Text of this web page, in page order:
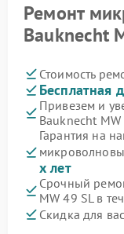
Ремонт
Bauknecht
Стоимость
Бесплатная
Привезем и
Bauknecht MW
Гарантия на
х лет
Срочный
MW 49 SL в
Скидка для